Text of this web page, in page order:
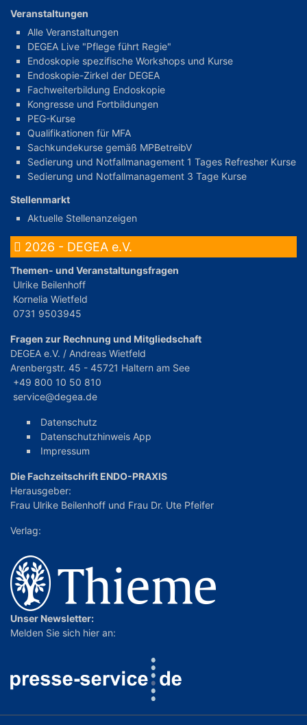
Veranstaltungen
Alle Veranstaltungen
DEGEA Live "Pflege führt Regie"
Endoskopie spezifische Workshops und Kurse
Endoskopie-Zirkel der DEGEA
Fachweiterbildung Endoskopie
Kongresse und Fortbildungen
PEG-Kurse
Qualifikationen für MFA
Sachkundekurse gemäß MPBetreibV
Sedierung und Notfallmanagement 1 Tages Refresher Kurse
Sedierung und Notfallmanagement 3 Tage Kurse
Stellenmarkt
Aktuelle Stellenanzeigen
2026 - DEGEA e.V.
Themen- und Veranstaltungsfragen
Ulrike Beilenhoff
Kornelia Wietfeld
0731 9503945
Fragen zur Rechnung und Mitgliedschaft
DEGEA e.V. / Andreas Wietfeld
Arenbergstr. 45 - 45721 Haltern am See
+49 800 10 50 810
service@degea.de
Datenschutz
Datenschutzhinweis App
Impressum
Die Fachzeitschrift ENDO-PRAXIS
Herausgeber:
Frau Ulrike Beilenhoff und Frau Dr. Ute Pfeifer
Verlag:
Unser Newsletter:
Melden Sie sich hier an: